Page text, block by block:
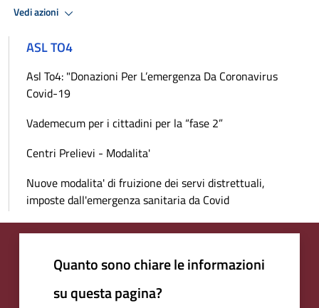
Vedi azioni
ASL TO4
Asl To4: "Donazioni Per L’emergenza Da Coronavirus
Covid-19
Vademecum per i cittadini per la “fase 2”
Centri Prelievi - Modalita'
Nuove modalita' di fruizione dei servi distrettuali,
imposte dall'emergenza sanitaria da Covid
Quanto sono chiare le informazioni
su questa pagina?